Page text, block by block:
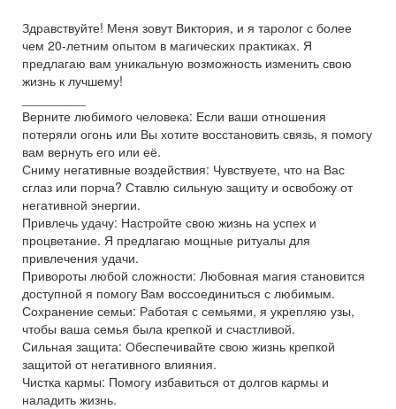
Здравствуйте! Меня зовут Виктория, и я таролог с более
чем 20-летним опытом в магических практиках. Я
предлагаю вам уникальную возможность изменить свою
жизнь к лучшему!
Верните любимого человека: Если ваши отношения
потеряли огонь или Вы хотите восстановить связь, я помогу
вам вернуть его или её.
Сниму негативные воздействия: Чувствуете, что на Вас
сглаз или порча? Ставлю сильную защиту и освобожу от
негативной энергии.
Привлечь удачу: Настройте свою жизнь на успех и
процветание. Я предлагаю мощные ритуалы для
привлечения удачи.
Привороты любой сложности: Любовная магия становится
доступной я помогу Вам воссоединиться с любимым.
Сохранение семьи: Работая с семьями, я укрепляю узы,
чтобы ваша семья была крепкой и счастливой.
Сильная защита: Обеспечивайте свою жизнь крепкой
защитой от негативного влияния.
Чистка кармы: Помогу избавиться от долгов кармы и
наладить жизнь.